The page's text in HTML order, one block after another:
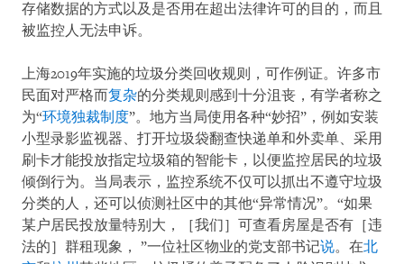
存储数据的方式以及是否用在超出法律许可的目的，而且
被监控人无法申诉。
上海2019年实施的垃圾分类回收规则，可作例证。许多市
民面对严格而复杂的分类规则感到十分沮丧，有学者称之
为“环境独裁制度”。地方当局使用各种“妙招”，例如安装
小型录影监视器、打开垃圾袋翻查快递单和外卖单、采用
刷卡才能投放指定垃圾箱的智能卡，以便监控居民的垃圾
倾倒行为。当局表示，监控系统不仅可以抓出不遵守垃圾
分类的人，还可以侦测社区中的其他“异常情况”。“如果
某户居民投放量特别大，［我们］可查看房屋是否有［违
法的］群租现象， ”一位社区物业的党支部书记说。在北